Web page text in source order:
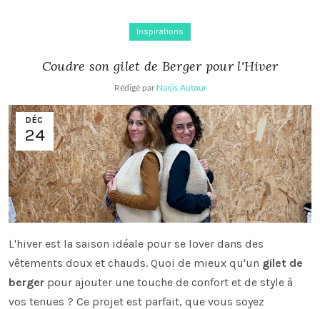
Inspirations
Coudre son gilet de Berger pour l'Hiver
Rédigé par Narjis Autour
DÉC
24
L'hiver est la saison idéale pour se lover dans des
vêtements doux et chauds. Quoi de mieux qu'un gilet de
berger pour ajouter une touche de confort et de style à
vos tenues ? Ce projet est parfait, que vous soyez